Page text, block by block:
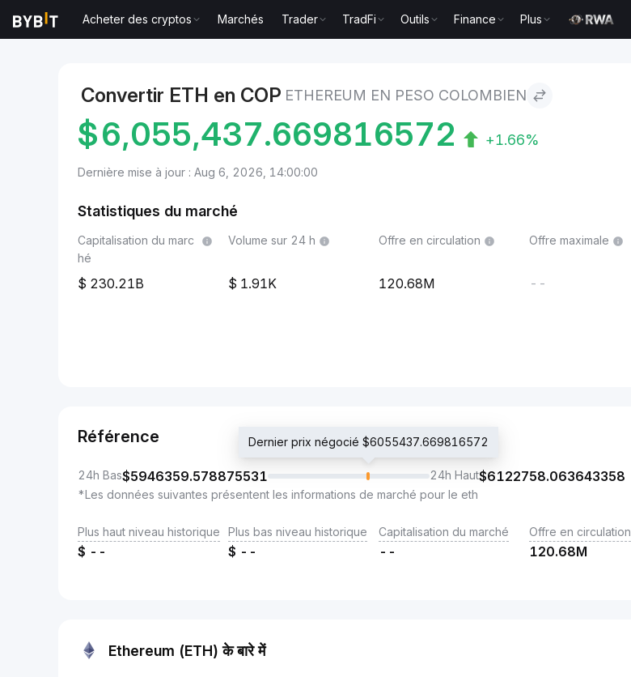
Acheter des cryptos Marchés Trader TradFi Outils Finance Plus
Convertir ETH en COP ETHEREUM EN PESO COLOMBIEN
$6,055,437.669816572 +1.66%
Dernière mise à jour : Aug 6, 2026, 14:00:00
Statistiques du marché
Capitalisation du marc
hé
230.21B
Volume sur 24 h
1.91K
Offre en circulation
120.68M
Offre maximale
--
Référence
24h Bas$5946359.578875531
Dernier prix négocié $6055437.669816572
24h Haut$6122758.063643358
*Les données suivantes présentent les informations de marché pour le eth
Plus haut niveau historique
$ --
Plus bas niveau historique
$ --
Capitalisation du marché
--
Offre en circulation
120.68M
Ethereum (ETH) के बारे में